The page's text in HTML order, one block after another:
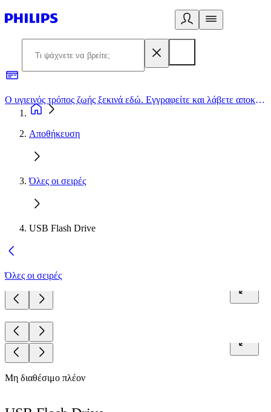
Ο υγιεινός τρόπος ζωής ξεκινά εδώ. Εγγραφείτε και λάβετε αποκλειστικές προσφορές
Αποθήκευση
Όλες οι σειρές
USB Flash Drive
Όλες οι σειρές
Μη διαθέσιμο πλέον